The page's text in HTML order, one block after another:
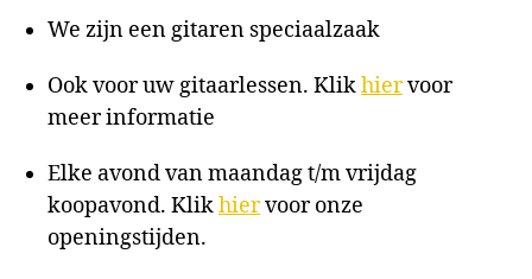
We zijn een gitaren speciaalzaak
Ook voor uw gitaarlessen. Klikhiervoor
meer informatie
Elke avond van maandag t/m vrijdag
koopavond. Klikhiervoor onze
openingstijden.